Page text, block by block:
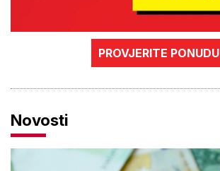
PROVJERITE PONUDU
Novosti